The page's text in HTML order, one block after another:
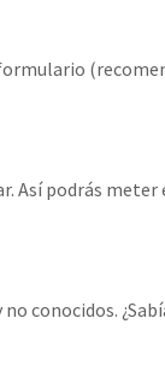
Así podrás
no conocidos.